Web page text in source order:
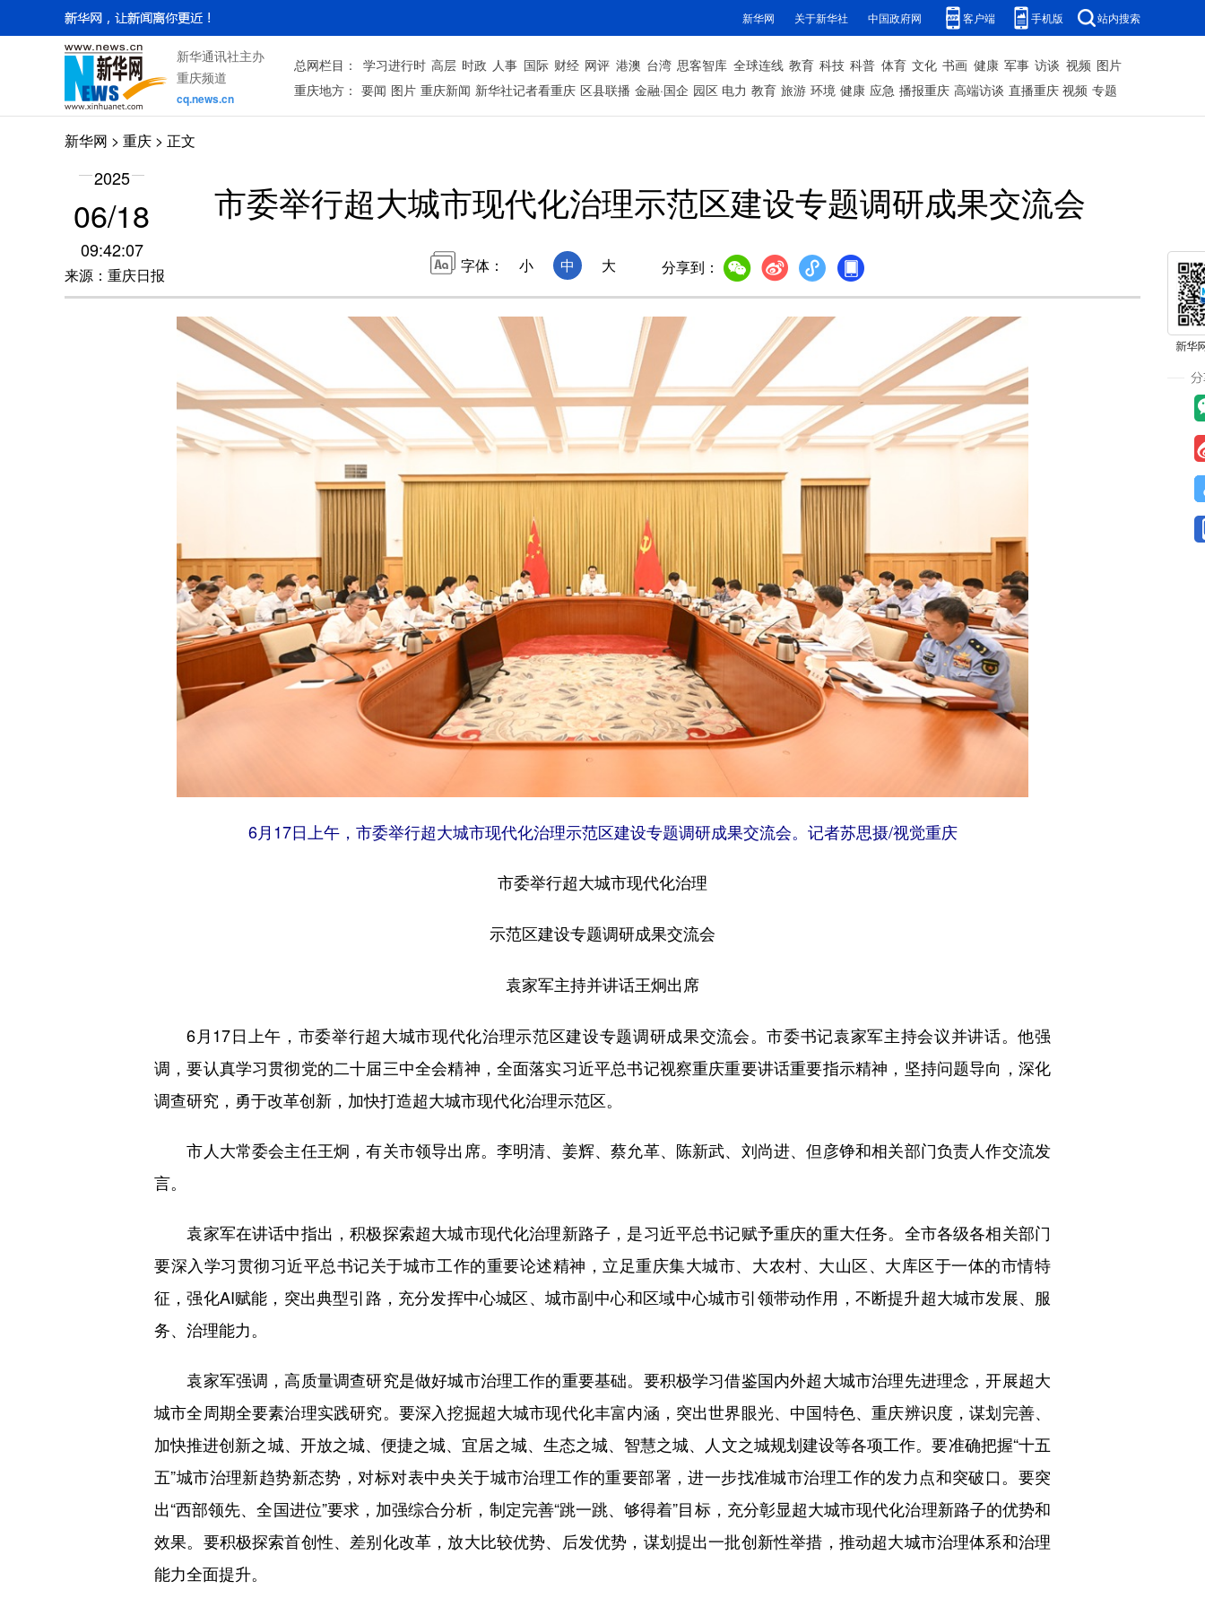
新华网 关于新华社 中国政府网 客户端 手机版 站内搜索
新华通讯社主办
重庆频道
cq.news.cn
总网栏目： 学习进行时 高层 时政 人事 国际 财经 网评 港澳 台湾 思客智库 全球连线 教育 科技 科普 体育 文化 书画 健康 军事 访谈 视频 图片
重庆地方： 要闻 图片 重庆新闻 新华社记者看重庆 区县联播 金融·国企 园区 电力 教育 旅游 环境 健康 应急 播报重庆 高端访谈 直播重庆 视频 专题
新华网 > 重庆 > 正文
2025
06/18
09:42:07
来源：重庆日报
市委举行超大城市现代化治理示范区建设专题调研成果交流会
字体： 小 中 大 分享到：
6月17日上午，市委举行超大城市现代化治理示范区建设专题调研成果交流会。记者苏思摄/视觉重庆
市委举行超大城市现代化治理
示范区建设专题调研成果交流会
袁家军主持并讲话王炯出席
6月17日上午，市委举行超大城市现代化治理示范区建设专题调研成果交流会。市委书记袁家军主持会议并讲话。他强
调，要认真学习贯彻党的二十届三中全会精神，全面落实习近平总书记视察重庆重要讲话重要指示精神，坚持问题导向，深化
调查研究，勇于改革创新，加快打造超大城市现代化治理示范区。
市人大常委会主任王炯，有关市领导出席。李明清、姜辉、蔡允革、陈新武、刘尚进、但彦铮和相关部门负责人作交流发
言。
袁家军在讲话中指出，积极探索超大城市现代化治理新路子，是习近平总书记赋予重庆的重大任务。全市各级各相关部门
要深入学习贯彻习近平总书记关于城市工作的重要论述精神，立足重庆集大城市、大农村、大山区、大库区于一体的市情特
征，强化AI赋能，突出典型引路，充分发挥中心城区、城市副中心和区域中心城市引领带动作用，不断提升超大城市发展、服
务、治理能力。
袁家军强调，高质量调查研究是做好城市治理工作的重要基础。要积极学习借鉴国内外超大城市治理先进理念，开展超大
城市全周期全要素治理实践研究。要深入挖掘超大城市现代化丰富内涵，突出世界眼光、中国特色、重庆辨识度，谋划完善、
加快推进创新之城、开放之城、便捷之城、宜居之城、生态之城、智慧之城、人文之城规划建设等各项工作。要准确把握“十五
五”城市治理新趋势新态势，对标对表中央关于城市治理工作的重要部署，进一步找准城市治理工作的发力点和突破口。要突
出“西部领先、全国进位”要求，加强综合分析，制定完善“跳一跳、够得着”目标，充分彰显超大城市现代化治理新路子的优势和
效果。要积极探索首创性、差别化改革，放大比较优势、后发优势，谋划提出一批创新性举措，推动超大城市治理体系和治理
能力全面提升。